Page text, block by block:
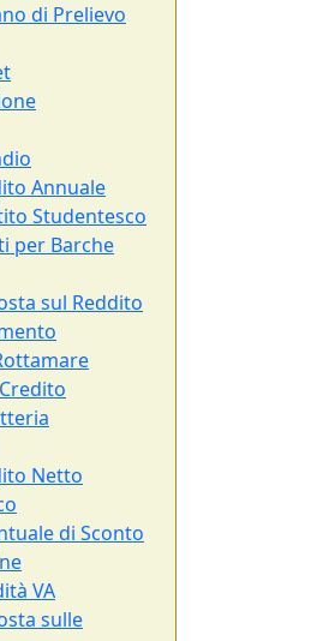
di Prelievo
Annuale
Studentesco
per Barche
sul Reddito
Netto
di Sconto
VA
sulle